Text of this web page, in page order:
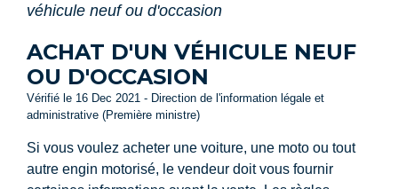
véhicule neuf ou d'occasion
ACHAT D'UN VÉHICULE NEUF
OU D'OCCASION
Vérifié le 16 Dec 2021 - Direction de l'information légale et
administrative (Première ministre)
Si vous voulez acheter une voiture, une moto ou tout
autre engin motorisé, le vendeur doit vous fournir